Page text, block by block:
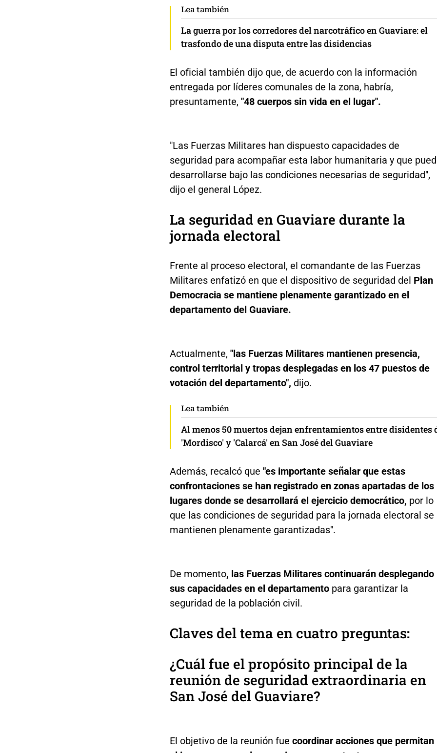
Lea también
La guerra por los corredores del narcotráfico en Guaviare: el
trasfondo de una disputa entre las disidencias
El oficial también dijo que, de acuerdo con la información
entregada por líderes comunales de la zona, habría,
presuntamente, "48 cuerpos sin vida en el lugar".
"Las Fuerzas Militares han dispuesto capacidades de
seguridad para acompañar esta labor humanitaria y que
desarrollarse bajo las condiciones necesarias de seguridad",
dijo el general López.
La seguridad en Guaviare durante la
jornada electoral
Frente al proceso electoral, el comandante de las Fuerzas
Militares enfatizó en que el dispositivo de seguridad del Plan
Democracia se mantiene plenamente garantizado en el
departamento del Guaviare.
Actualmente, "las Fuerzas Militares mantienen presencia,
control territorial y tropas desplegadas en los 47 puestos de
votación del departamento", dijo.
Lea también
Al menos 50 muertos dejan enfrentamientos entre disidentes
'Mordisco' y 'Calarcá' en San José del Guaviare
Además, recalcó que "es importante señalar que estas
confrontaciones se han registrado en zonas apartadas de los
lugares donde se desarrollará el ejercicio democrático, por lo
que las condiciones de seguridad para la jornada electoral se
mantienen plenamente garantizadas".
De momento, las Fuerzas Militares continuarán desplegando
sus capacidades en el departamentopara garantizar la
seguridad de la población civil.
Claves del tema en cuatro preguntas:
¿Cuál fue el propósito principal de la
reunión de seguridad extraordinaria en
San José del Guaviare?
El objetivo de la reunión fue coordinar acciones que permitan